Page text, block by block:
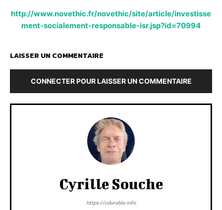
http://www.novethic.fr/novethic/site/article/investisse
ment-socialement-responsable-isr.jsp?id=70994
LAISSER UN COMMENTAIRE
CONNECTER POUR LAISSER UN COMMENTAIRE
Cyrille Souche
https://cdurable.info